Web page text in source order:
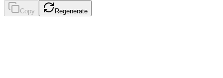
Copy Regenerate